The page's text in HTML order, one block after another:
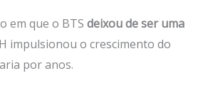
em que o BTS deixou de ser uma
impulsionou o crescimento do
por anos.